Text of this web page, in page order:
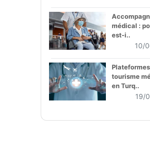
médical :
est-i..
10/
tourisme
en Turq..
19/